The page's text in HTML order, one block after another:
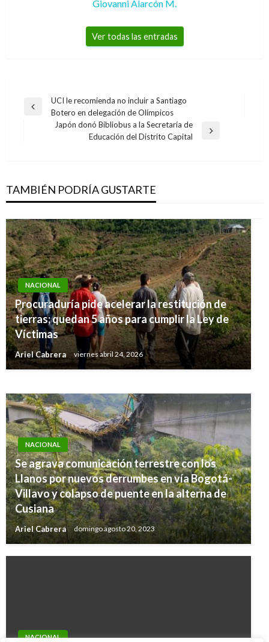
Giovanni Alarcón M.
Ver todas las entradas
Navegación
Entrada
UCI le recomienda no incluir a Santiago
Botero en delegación de Olímpicos
Japón donó Bibliobus a la Secretaría de
Educación del Distrito Capital
TAMBIÉN PODRÍA GUSTARTE
NACIONAL
Procuraduría pide acelerar la restitución de
tierras; quedan 5 años para cumplir la Ley de
Víctimas
Ariel Cabrera viernes abril 24, 2026
NACIONAL
Hallaron 24 inmigrantes ilegales en el Golfo de
Urabá
Iván Briceño miércoles diciembre 24, 2014
NACIONAL
Se agrava comunicación terrestre con los
Llanos por nuevos derrumbes en vía Bogotá-
Villavo y colapso de puente en la alterna de
Cusiana
Ariel Cabrera domingo agosto 20, 2023
NACIONAL